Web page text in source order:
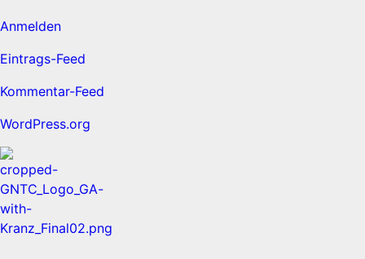
Anmelden
Eintrags-Feed
Kommentar-Feed
WordPress.org